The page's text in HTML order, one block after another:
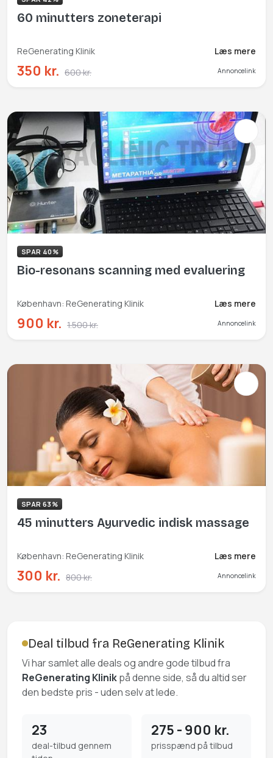
60 minutters zoneterapi
ReGenerating Klinik Læs mere
350 kr. 600 kr. Annoncelink
SPAR 40%
Bio-resonans scanning med evaluering
København: ReGenerating Klinik Læs mere
900 kr. 1.500 kr. Annoncelink
SPAR 63%
45 minutters Ayurvedic indisk massage
København: ReGenerating Klinik Læs mere
300 kr. 800 kr. Annoncelink
Deal tilbud fra ReGenerating Klinik
Vi har samlet alle deals og andre gode tilbud fra
ReGenerating Klinikpå denne side, så du altid ser
den bedste pris - uden selv at lede.
23
deal-tilbud gennem
275 - 900 kr.
prisspænd på tilbud